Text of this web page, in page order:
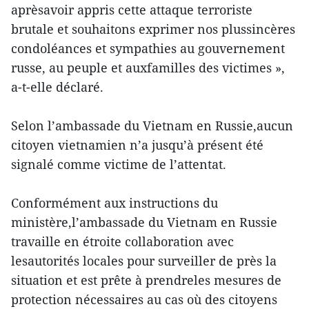
aprèsavoir appris cette attaque terroriste
brutale et souhaitons exprimer nos plussincères
condoléances et sympathies au gouvernement
russe, au peuple et auxfamilles des victimes »,
a-t-elle déclaré.
Selon l’ambassade du Vietnam en Russie,aucun
citoyen vietnamien n’a jusqu’à présent été
signalé comme victime de l’attentat.
Conformément aux instructions du
ministère,l’ambassade du Vietnam en Russie
travaille en étroite collaboration avec
lesautorités locales pour surveiller de près la
situation et est prête à prendreles mesures de
protection nécessaires au cas où des citoyens